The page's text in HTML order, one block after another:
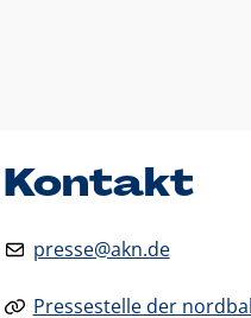
Kontakt
presse@akn.de
Pressestelle der